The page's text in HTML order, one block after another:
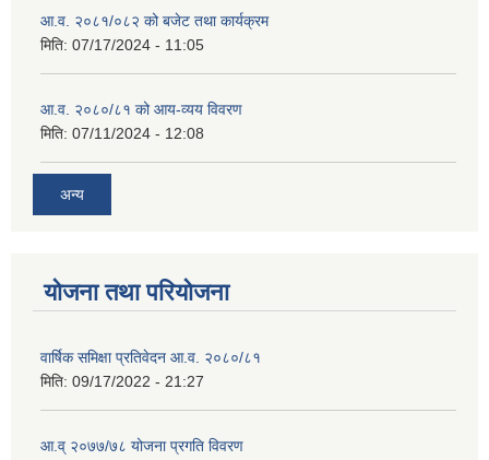
आ.व. २०८१/०८२ को बजेट तथा कार्यक्रम
मिति: 07/17/2024 - 11:05
आ.व. २०८०/८१ को आय-व्यय विवरण
मिति: 07/11/2024 - 12:08
अन्य
योजना तथा परियोजना
वार्षिक समिक्षा प्रतिवेदन आ.व. २०८०/८१
मिति: 09/17/2022 - 21:27
आ.व् २०७७/७८ योजना प्रगति विवरण